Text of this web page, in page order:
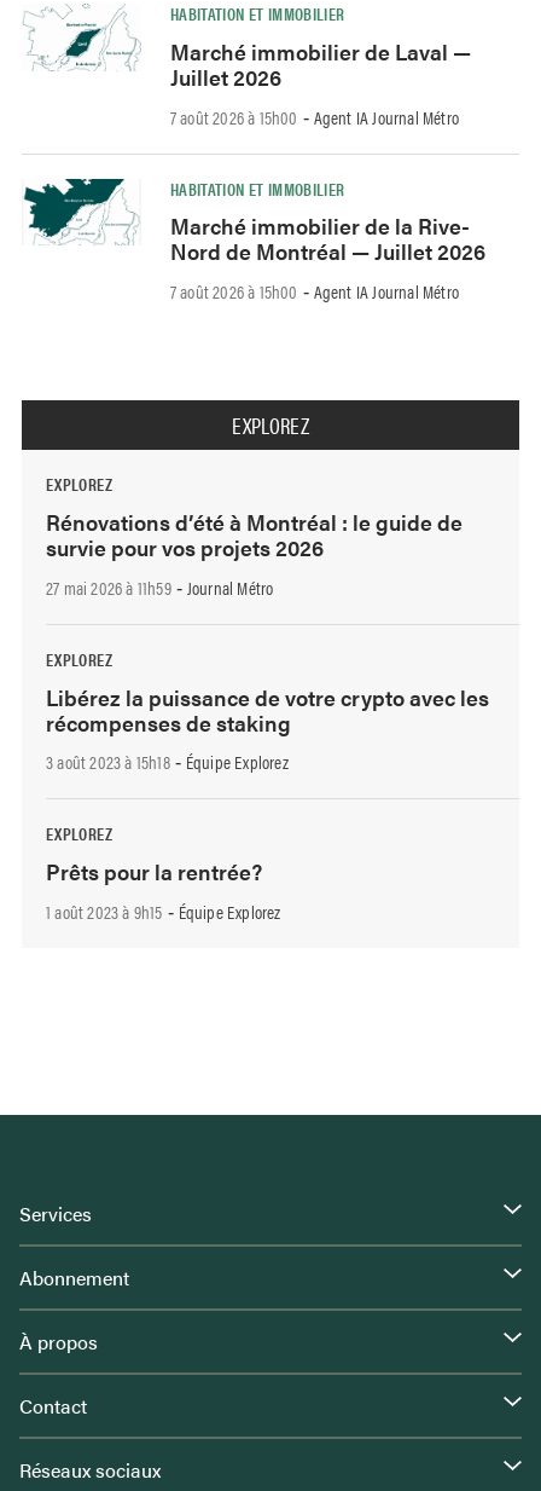
HABITATION ET IMMOBILIER
Marché immobilier de Laval —
Juillet 2026
7 août 2026 à 15h00 - Agent IA Journal Métro
HABITATION ET IMMOBILIER
Marché immobilier de la Rive-
Nord de Montréal — Juillet 2026
7 août 2026 à 15h00 - Agent IA Journal Métro
EXPLOREZ
EXPLOREZ
Rénovations d’été à Montréal : le guide de
survie pour vos projets 2026
27 mai 2026 à 11h59- Journal Métro
EXPLOREZ
Libérez la puissance de votre crypto avec les
récompenses de staking
3 août 2023 à 15h18- Équipe Explorez
EXPLOREZ
Prêts pour la rentrée?
1 août 2023 à 9h15 - Équipe Explorez
Services
Abonnement
À propos
Contact
Réseaux sociaux